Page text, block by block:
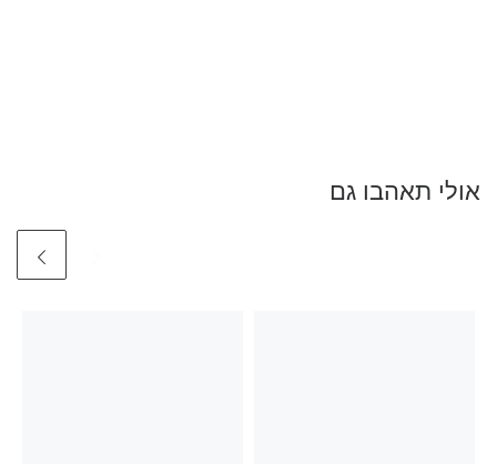
אולי תאהבו גם